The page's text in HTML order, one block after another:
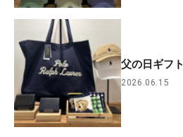
父の日ギフ
2026.06.15